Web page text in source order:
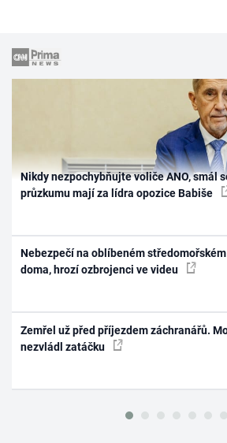
Nikdy nezpochybňujte voliče ANO, smál
průzkumu mají za lídra opozice Babiše
Nebezpečí na oblíbeném
doma, hrozí ozbrojenci ve videu
Zemřel už před příjezdem záchranářů.
nezvládl zatáčku